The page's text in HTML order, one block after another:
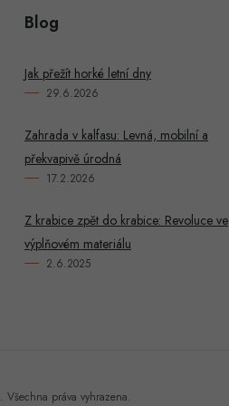
Blog
Jak přežít horké letní dny
29.6.2026
Zahrada v kalfasu: Levná, mobilní a
překvapivě úrodná
17.2.2026
Z krabice zpět do krabice: Revoluce ve
výplňovém materiálu
2.6.2025
. Všechna práva vyhrazena.